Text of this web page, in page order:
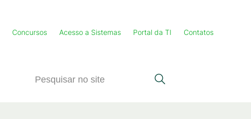
Concursos Acesso a Sistemas Portal da TI Contatos